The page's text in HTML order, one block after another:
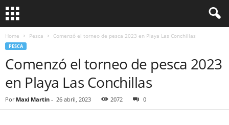
Home Pesca Comenzó el torneo de pesca 2023 en Playa Las Conchillas
PESCA
Comenzó el torneo de pesca 2023
en Playa Las Conchillas
Por Maxi Martin - 26 abril, 2023 2072 0